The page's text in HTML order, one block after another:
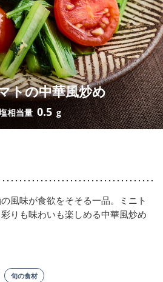
トの中華風炒め
相当量0.5 g
風味が食欲をそそる一品。ミニト
りも味わいも楽しめる中華風炒め
旬の食材